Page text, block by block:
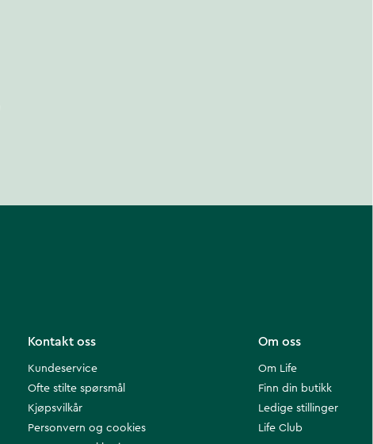
Om oss
Om Life
Finn din butikk
Ledige stillinger
Life Club
Kontakt oss
Kundeservice
Ofte stilte spørsmål
Kjøpsvilkår
Personvern og cookies